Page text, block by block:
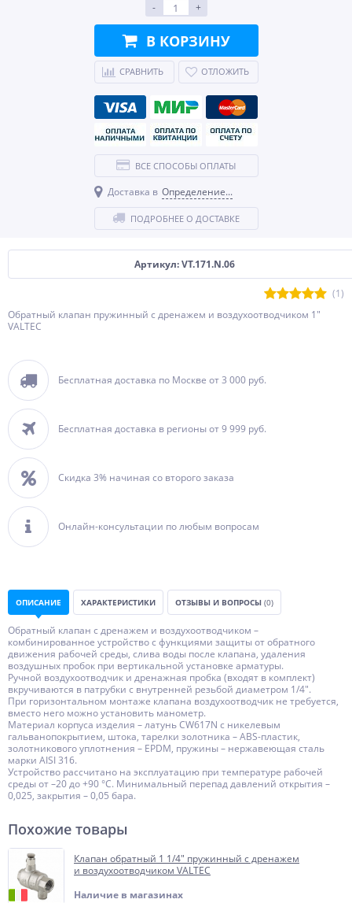
Артикул: VT.171.N.06
(1)
Обратный клапан пружинный с дренажем и воздухоотводчиком 1"
VALTEC
Бесплатная доставка по Москве от 3 000 руб.
Бесплатная доставка в регионы от 9 999 руб.
Скидка 3% начиная со второго заказа
Онлайн-консультации по любым вопросам
- +
В КОРЗИНУ
СРАВНИТЬ ОТЛОЖИТЬ
ВСЕ СПОСОБЫ ОПЛАТЫ
Доставка в Определение...
ПОДРОБНЕЕ О ДОСТАВКЕ
ОПИСАНИЕ ХАРАКТЕРИСТИКИ ОТЗЫВЫ И ВОПРОСЫ (0)
Обратный клапан с дренажем и воздухоотводчиком –
комбинированное устройство с функциями защиты от обратного
движения рабочей среды, слива воды после клапана, удаления
воздушных пробок при вертикальной установке арматуры.
Ручной воздухоотводчик и дренажная пробка (входят в комплект)
вкручиваются в патрубки с внутренней резьбой диаметром 1/4".
При горизонтальном монтаже клапана воздухоотводчик не требуется,
вместо него можно установить манометр.
Материал корпуса изделия – латунь CW617N с никелевым
гальванопокрытием, штока, тарелки золотника – ABS-пластик,
золотникового уплотнения – EPDM, пружины – нержавеющая сталь
марки AISI 316.
Устройство рассчитано на эксплуатацию при температуре рабочей
среды от –20 до +90 °С. Минимальный перепад давлений открытия –
0,025, закрытия – 0,05 бара.
Похожие товары
Клапан обратный 1 1/4" пружинный с дренажем
и воздухоотводчиком VALTEC
Наличие в магазинах